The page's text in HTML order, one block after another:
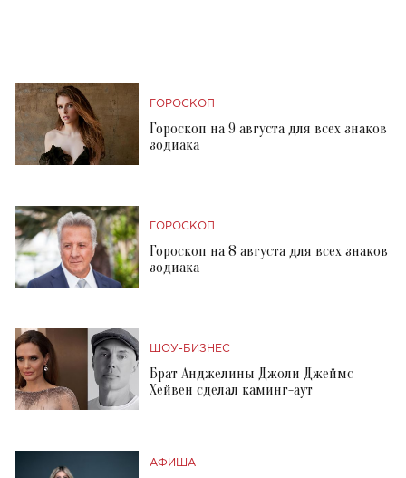
ГОРОСКОП
Гороскоп на 9 августа для всех знаков
зодиака
ГОРОСКОП
Гороскоп на 8 августа для всех знаков
зодиака
ШОУ-БИЗНЕС
Брат Анджелины Джоли Джеймс
Хейвен сделал каминг-аут
АФИША